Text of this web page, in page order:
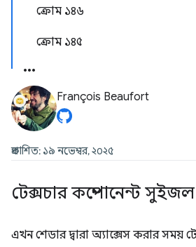
ক্রোম ১৪৬
ক্রোম ১৪৫
François Beaufort
প্রকাশিত: ১৯ নভেম্বর, ২০২৫
টেক্সচার কম্পোনেন্ট সুইজল
এখন শেডার দ্বারা অ্যাক্সেস করার সময়